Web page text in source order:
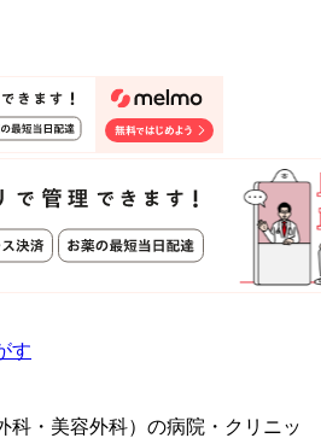
す
科・美容外科）の病院・クリニッ